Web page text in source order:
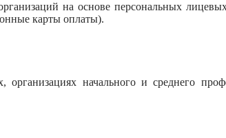
на основе персональных
карты оплаты).
начального и среднего